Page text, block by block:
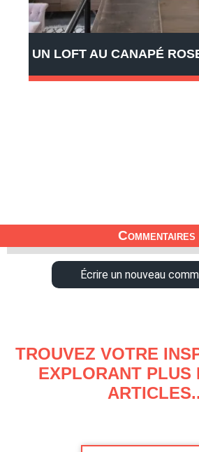
UN LOFT AU CANAPÉ
Commentaires
Écrire un nouveau
TROUVEZ VOTRE
EXPLORANT PLUS